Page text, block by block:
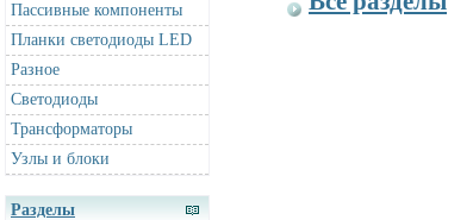
Пассивные компоненты
Планки светодиоды LED
Разное
Светодиоды
Трансформаторы
Узлы и блоки
Разделы